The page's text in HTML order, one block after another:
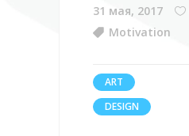
31 мая, 2017
Motivation
ART
DESIGN